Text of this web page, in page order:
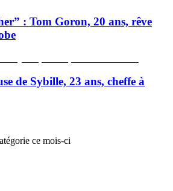
: Tom Goron, 20 ans, rêve
de Sybille, 23 ans, cheffe à
ce mois-ci